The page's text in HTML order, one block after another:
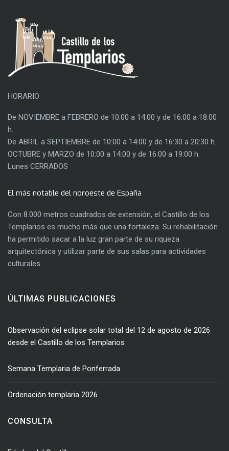
HORARIO
De NOVIEMBRE a FEBRERO de 10:00 a 14:00 y de 16:00 a 18:00
h.
De ABRIL a SEPTIEMBRE de 10:00 a 14:00 y de 16:30 a 20:30 h.
OCTUBRE y MARZO de 10:00 a 14:00 y de 16:00 a 19:00 h.
Lunes CERRADOS
El más notable del noroeste de España
Con 8.000 metros cuadrados de extensión, el Castillo de los
Templarios es mucho más que una fortaleza. Su rehabilitación
ha permitido sacar a la luz gran parte de su riqueza
arquitectónica y utilizar parte de sus salas para actividades
culturales.
ÚLTIMAS PUBLICACIONES
Observación del eclipse solar total del 12 de agosto de 2026
desde el Castillo de los Templarios
Semana Templaria de Ponferrada
Ordenación templaria 2026
CONSULTA